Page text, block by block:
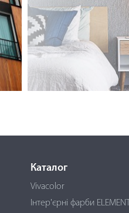
Каталог
Vivacolor
Інтер'єрні фарби ELEMENT